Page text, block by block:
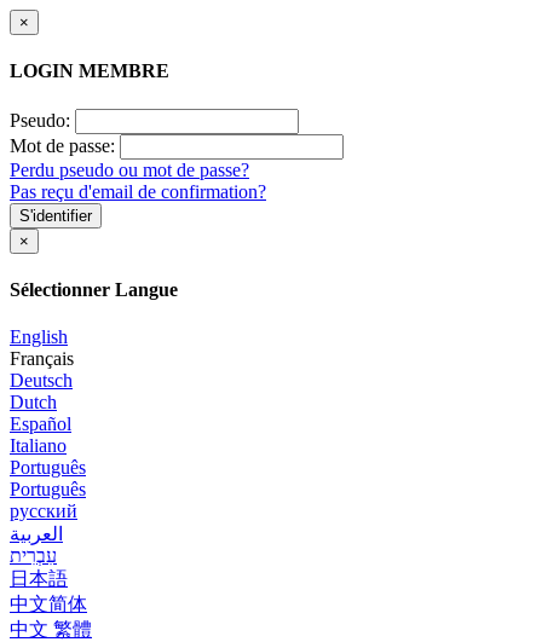
×
LOGIN MEMBRE
Pseudo:
Mot de passe:
Perdu pseudo ou mot de passe?
Pas reçu d'email de confirmation?
S'identifier
×
Sélectionner Langue
English
Français
Deutsch
Dutch
Español
Italiano
Português
Português
русский
العربية
עִבְרִית
日本語
中文简体
中文 繁體